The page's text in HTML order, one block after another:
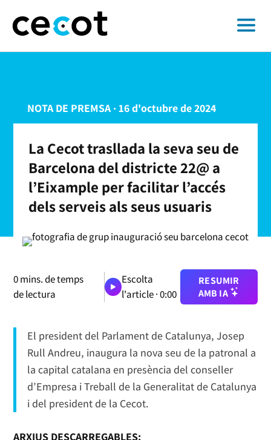
NOTA DE PREMSA · 16 d'octubre de 2024
La Cecot trasllada la seva seu de
Barcelona del districte 22@ a
l’Eixample per facilitar l’accés
dels serveis als seus usuaris
0mins. de temps
de lectura
Escolta
l'article ·0:00
RESUMIR
AMB IA
El president del Parlament de Catalunya, Josep
Rull Andreu, inaugura la nova seu de la patronal a
la capital catalana en presència del conseller
d’Empresa i Treball de la Generalitat de Catalunya
i del president de la Cecot.
ARXIUS DESCARREGABLES: